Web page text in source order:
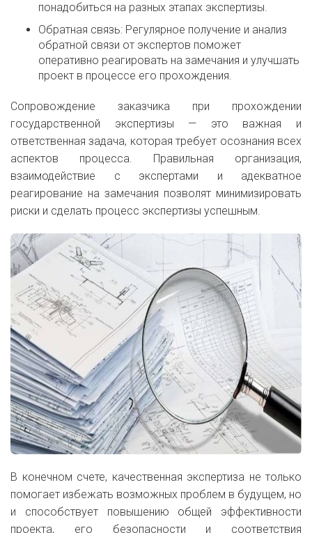
понадобиться на разных этапах экспертизы.
Обратная связь: Регулярное получение и анализ
обратной связи от экспертов поможет
оперативно реагировать на замечания и улучшать
проект в процессе его прохождения.
Сопровождение заказчика при прохождении
государственной экспертизы — это важная и
ответственная задача, которая требует осознания всех
аспектов процесса. Правильная организация,
взаимодействие с экспертами и адекватное
реагирование на замечания позволят минимизировать
риски и сделать процесс экспертизы успешным.
В конечном счете, качественная экспертиза не только
помогает избежать возможных проблем в будущем, но
и способствует повышению общей эффективности
проекта, его безопасности и соответствия